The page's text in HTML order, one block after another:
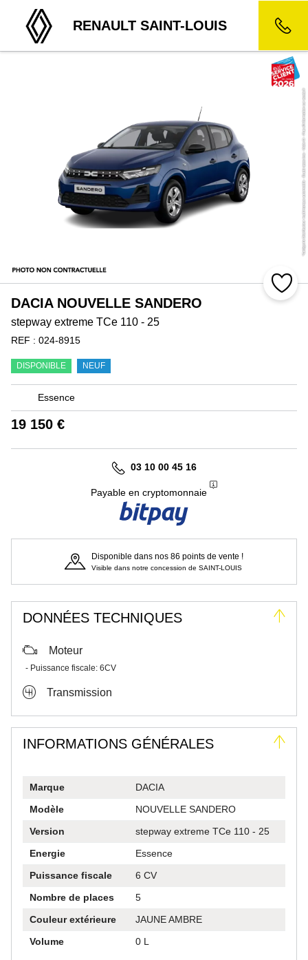
RENAULT SAINT-LOUIS
DACIA NOUVELLE SANDERO
stepway extreme TCe 110 - 25
REF : 024-8915
DISPONIBLE NEUF
Essence
19 150 €
03 10 00 45 16
Payable en cryptomonnaie
Disponible dans nos 86 points de vente !
Visible dans notre concession de SAINT-LOUIS
DONNÉES TECHNIQUES
Moteur
Puissance fiscale: 6CV
Transmission
INFORMATIONS GÉNÉRALES
Marque
DACIA
Modèle
NOUVELLE SANDERO
Version
stepway extreme TCe 110 - 25
Energie
Essence
Puissance fiscale
6 CV
Nombre de places
5
Couleur extérieure
JAUNE AMBRE
Volume
0 L